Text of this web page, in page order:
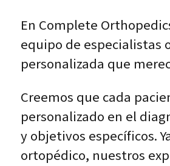
En Complete
equipo de especialistas
personalizada que
Creemos que cada
personalizado en el
y objetivos específicos.
ortopédico, nuestros